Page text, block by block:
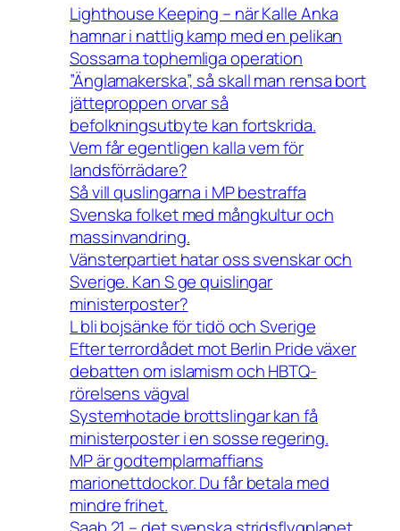
Lighthouse Keeping – när Kalle Anka
hamnar i nattlig kamp med en pelikan
Sossarna tophemliga operation
”Änglamakerska”, så skall man rensa bort
jätteproppen orvar så
befolkningsutbyte kan fortskrida.
Vem får egentligen kalla vem för
landsförrädare?
Så vill quslingarna i MP bestraffa
Svenska folket med mångkultur och
massinvandring.
Vänsterpartiet hatar oss svenskar och
Sverige. Kan S ge quislingar
ministerposter?
L bli bojsänke för tidö och Sverige
Efter terrordådet mot Berlin Pride växer
debatten om islamism och HBTQ-
rörelsens vägval
Systemhotade brottslingar kan få
ministerposter i en sosse regering.
MP är godtemplarmaffians
marionettdockor. Du får betala med
mindre frihet.